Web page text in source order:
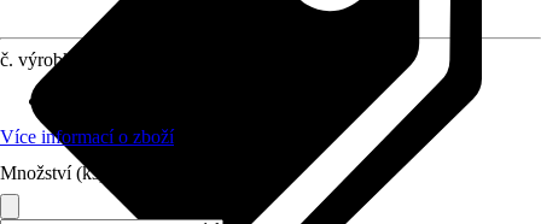
č. výrobku
Více informací o zboží
Množství (ks)